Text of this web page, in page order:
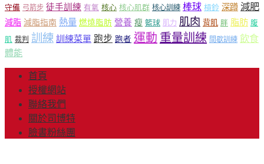
守備 弓箭步 徒手訓練 有氧 核心 核心肌群 核心訓練 棒球 槓鈴 深蹲 減肥
減脂 減脂指南 熱量 燃燒脂肪 營養 瘦 籃球 肌力 肌肉 背肌 胖 脂肪 腹
肌 裁判 訓練 訓練菜單 跑步 跑者 運動 重量訓練 間歇訓練 飲食
體能
首頁
授權網站
聯絡我們
關於司博特
臉書粉絲團